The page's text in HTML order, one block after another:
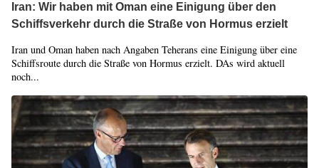
Iran: Wir haben mit Oman eine Einigung über den
Schiffsverkehr durch die Straße von Hormus erzielt
Iran und Oman haben nach Angaben Teherans eine Einigung über eine
Schiffsroute durch die Straße von Hormus erzielt. DAs wird aktuell
noch...